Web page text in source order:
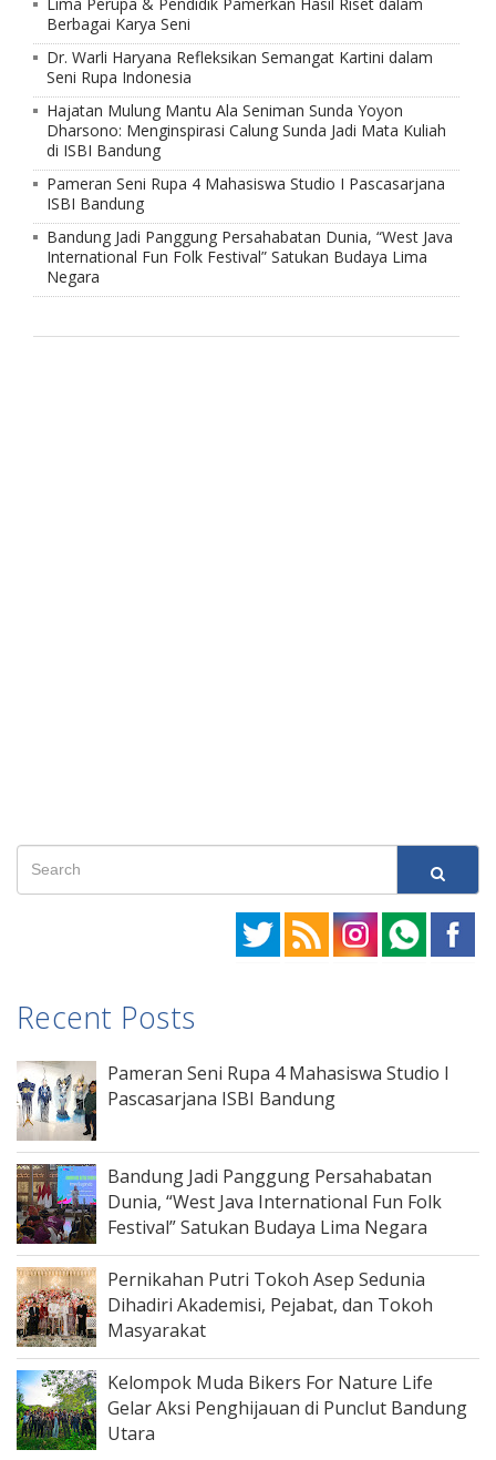
Berbagai Karya Seni
Dr. Warli Haryana Refleksikan Semangat Kartini dalam
Seni Rupa Indonesia
Hajatan Mulung Mantu Ala Seniman Sunda Yoyon
Dharsono: Menginspirasi Calung Sunda Jadi Mata Kuliah
di ISBI Bandung
Pameran Seni Rupa 4 Mahasiswa Studio I Pascasarjana
ISBI Bandung
Bandung Jadi Panggung Persahabatan Dunia, “West Java
International Fun Folk Festival” Satukan Budaya Lima
Negara
Recent Posts
Pameran Seni Rupa 4 Mahasiswa Studio I
Pascasarjana ISBI Bandung
Bandung Jadi Panggung Persahabatan
Dunia, “West Java International Fun Folk
Festival” Satukan Budaya Lima Negara
Pernikahan Putri Tokoh Asep Sedunia
Dihadiri Akademisi, Pejabat, dan Tokoh
Masyarakat
Kelompok Muda Bikers For Nature Life
Gelar Aksi Penghijauan di Punclut Bandung
Utara